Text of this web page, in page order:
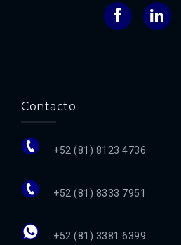
Facebook
Contacto
+52 (81) 8123 4736
+52 (81) 8333 7951
+52 (81) 3381 6399